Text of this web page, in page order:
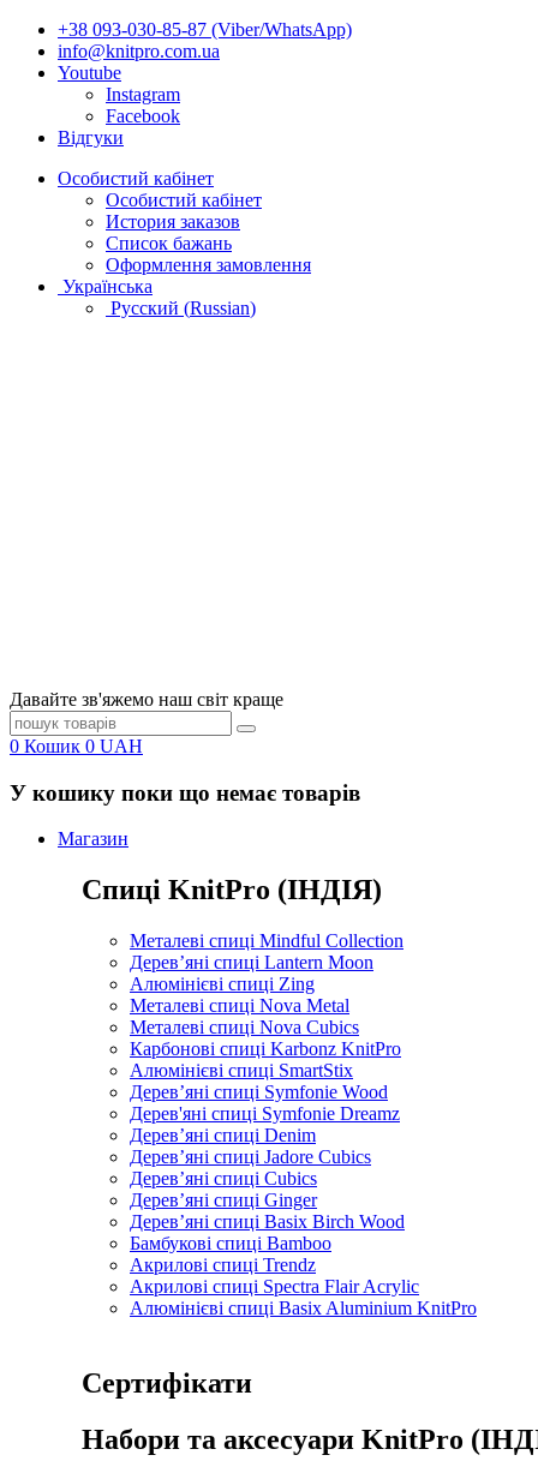
+38 093-030-85-87 (Viber/WhatsApp)
info@knitpro.com.ua
Youtube
Instagram
Facebook
Відгуки
Особистий кабінет
Особистий кабінет
История заказов
Список бажань
Оформлення замовлення
Українська
Русский (Russian)
Давайте зв'яжемо наш світ краще
0 Кошик 0 UAH
У кошику поки що немає товарів
Магазин
Спиці KnitPro (ІНДІЯ)
Металеві спиці Mindful Collection
Дерев’яні спиці Lantern Moon
Алюмінієві спиці Zing
Металеві спиці Nova Metal
Металеві спиці Nova Cubics
Карбонові спиці Karbonz KnitPro
Алюмінієві спиці SmartStix
Дерев’яні спиці Symfonie Wood
Дерев'яні спиці Symfonie Dreamz
Дерев’яні спиці Denim
Дерев’яні спиці Jadore Cubics
Дерев’яні спиці Cubics
Дерев’яні спиці Ginger
Дерев’яні спиці Basix Birch Wood
Бамбукові спиці Bamboo
Акрилові спиці Trendz
Акрилові спиці Spectra Flair Acrylic
Алюмінієві спиці Basix Aluminium KnitPro
Сертифікати
Набори та аксесуари KnitPro